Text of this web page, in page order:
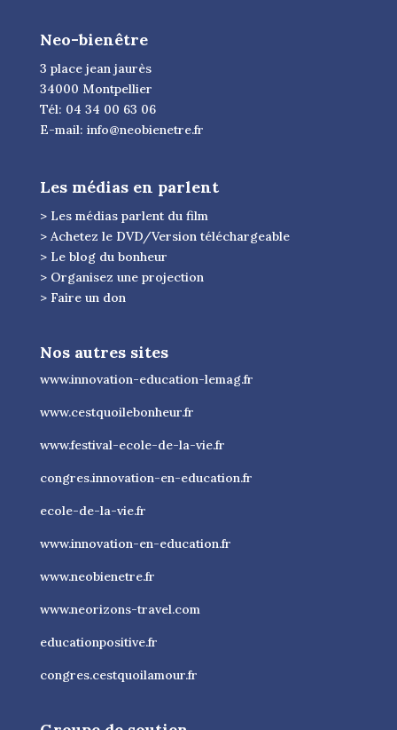
Neo-bienêtre
3 place jean jaurès
34000 Montpellier
Tél: 04 34 00 63 06
E-mail: info@neobienetre.fr
Les médias en parlent
> Les médias parlent du film
> Achetez le DVD/Version téléchargeable
> Le blog du bonheur
> Organisez une projection
> Faire un don
Nos autres sites
www.innovation-education-lemag.fr
www.cestquoilebonheur.fr
www.festival-ecole-de-la-vie.fr
congres.innovation-en-education.fr
ecole-de-la-vie.fr
www.innovation-en-education.fr
www.neobienetre.fr
www.neorizons-travel.com
educationpositive.fr
congres.cestquoilamour.fr